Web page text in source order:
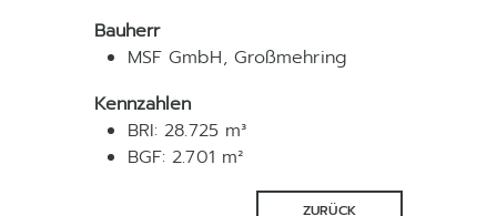
Bauherr
MSF GmbH, Großmehring
Kennzahlen
BRI: 28.725 m³
BGF: 2.701 m²
ZURÜCK